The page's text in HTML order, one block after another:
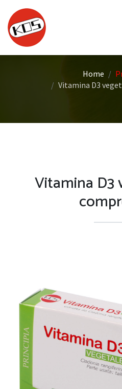
Home
Vitamina D3
Vitamina D3